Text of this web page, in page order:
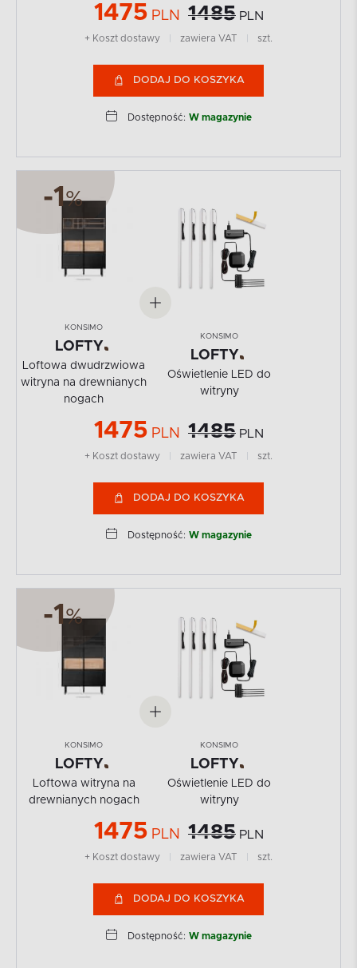
1475 PLN 1485 PLN
+ Koszt dostawy zawiera VAT szt.
DODAJ DO KOSZYKA
Dostępność: W magazynie
-1%
KONSIMO
LOFTY
Loftowa dwudrzwiowa
witryna na drewnianych
nogach
KONSIMO
LOFTY
Oświetlenie LED do
witryny
1475 PLN 1485 PLN
+ Koszt dostawy zawiera VAT szt.
DODAJ DO KOSZYKA
Dostępność: W magazynie
-1%
KONSIMO
LOFTY
Loftowa witryna na
drewnianych nogach
KONSIMO
LOFTY
Oświetlenie LED do
witryny
1475 PLN 1485 PLN
+ Koszt dostawy zawiera VAT szt.
DODAJ DO KOSZYKA
Dostępność: W magazynie